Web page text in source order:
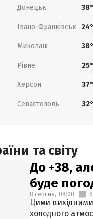
Донецьк 38°
Івано-Франківськ 24°
Миколаїв 38°
Рівне 25°
Херсон 37°
Севастополь 32°
та світу
До +38,
буде
8 серпня, 08:00
Цими
холодного